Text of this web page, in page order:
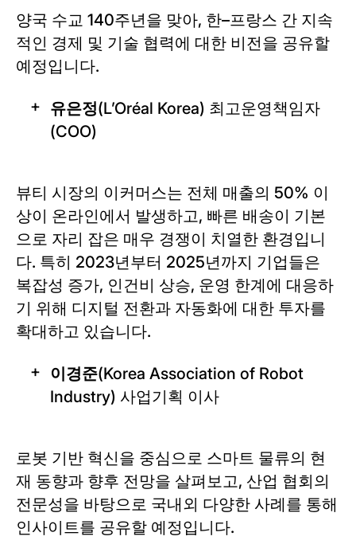
양국 수교 140주년을 맞아, 한–프랑스 간 지속
적인 경제 및 기술 협력에 대한 비전을 공유할
예정입니다.
유은정(L’Oréal Korea) 최고운영책임자
(COO)
뷰티 시장의 이커머스는 전체 매출의 50% 이
상이 온라인에서 발생하고, 빠른 배송이 기본
으로 자리 잡은 매우 경쟁이 치열한 환경입니
다. 특히 2023년부터 2025년까지 기업들은
복잡성 증가, 인건비 상승, 운영 한계에 대응하
기 위해 디지털 전환과 자동화에 대한 투자를
확대하고 있습니다.
이경준(Korea Association of Robot
Industry) 사업기획 이사
로봇 기반 혁신을 중심으로 스마트 물류의 현
재 동향과 향후 전망을 살펴보고, 산업 협회의
전문성을 바탕으로 국내외 다양한 사례를 통해
인사이트를 공유할 예정입니다.